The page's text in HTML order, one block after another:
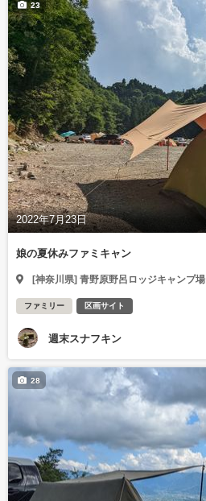
2022年7月23日
23
娘の夏休みファミキャン
[神奈川県] 青野原野呂ロッジキャンプ場
ファミリー 区画サイト
週末スナフキン
28